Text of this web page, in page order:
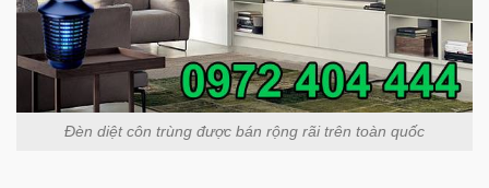
Đèn diệt côn trùng được bán rộng rãi trên toàn quốc